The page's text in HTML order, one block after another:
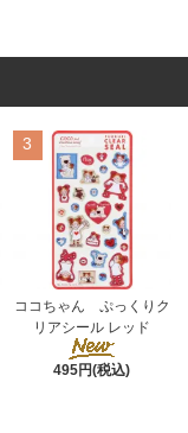
3
ココちゃん ぷっくりク
リアシール レッド
495円(税込)